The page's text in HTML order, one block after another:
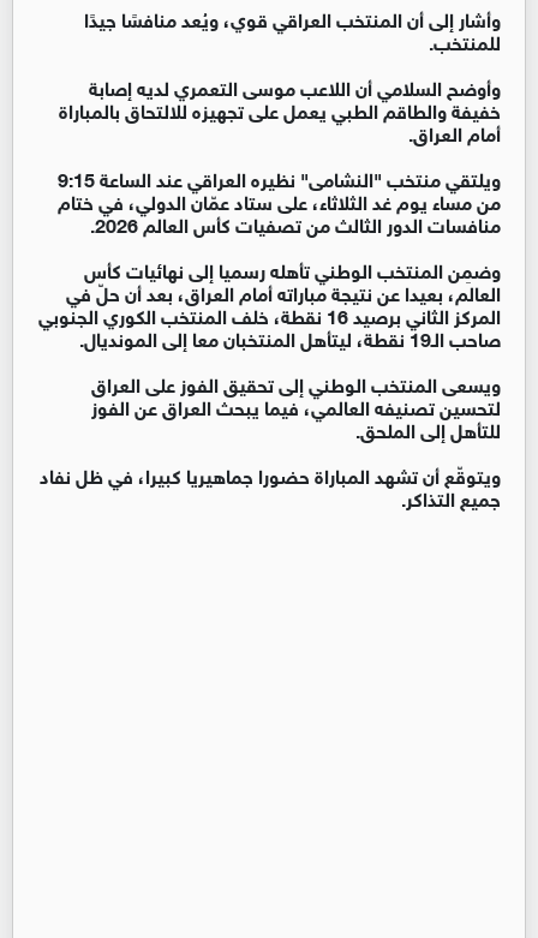
وأشار إلى أن المنتخب العراقي قوي، ويُعد منافسًا جيدًا
للمنتخب.
وأوضح السلامي أن اللاعب موسى التعمري لديه إصابة
خفيفة والطاقم الطبي يعمل على تجهيزه للالتحاق بالمباراة
أمام العراق.
ويلتقي منتخب "النشامى" نظيره العراقي عند الساعة 9:15
من مساء يوم غد الثلاثاء، على ستاد عمّان الدولي، في ختام
منافسات الدور الثالث من تصفيات كأس العالم 2026.
وضمِن المنتخب الوطني تأهله رسميا إلى نهائيات كأس
العالم، بعيدا عن نتيجة مباراته أمام العراق، بعد أن حلّ في
المركز الثاني برصيد 16 نقطة، خلف المنتخب الكوري الجنوبي
صاحب الـ19 نقطة، ليتأهل المنتخبان معا إلى المونديال.
ويسعى المنتخب الوطني إلى تحقيق الفوز على العراق
لتحسين تصنيفه العالمي، فيما يبحث العراق عن الفوز
للتأهل إلى الملحق.
ويتوقّع أن تشهد المباراة حضورا جماهيريا كبيرا، في ظل نفاد
جميع التذاكر.